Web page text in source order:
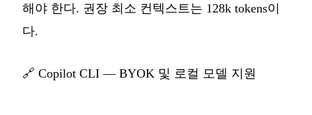
해야 한다. 권장 최소 컨텍스트는 128k tokens이
다.
🔗 Copilot CLI — BYOK 및 로컬 모델 지원